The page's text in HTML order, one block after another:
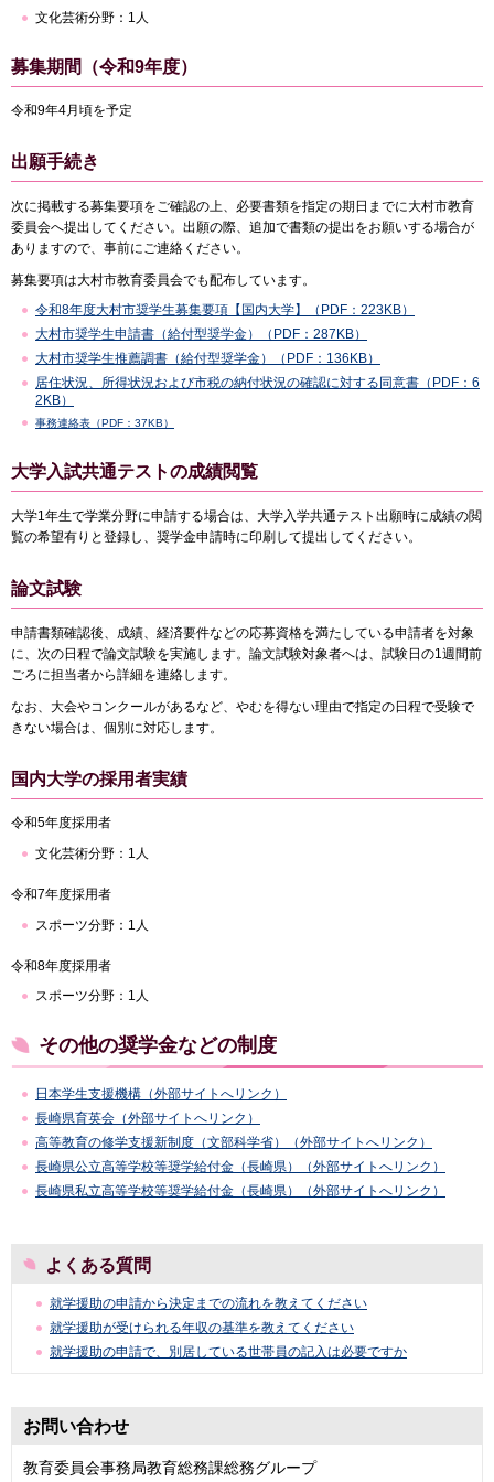
文化芸術分野：1人
募集期間（令和9年度）
令和9年4月頃を予定
出願手続き
次に掲載する募集要項をご確認の上、必要書類を指定の期日までに大村市教育
委員会へ提出してください。出願の際、追加で書類の提出をお願いする場合が
ありますので、事前にご連絡ください。
募集要項は大村市教育委員会でも配布しています。
令和8年度大村市奨学生募集要項【国内大学】（PDF：223KB）
大村市奨学生申請書（給付型奨学金）（PDF：287KB）
大村市奨学生推薦調書（給付型奨学金）（PDF：136KB）
居住状況、所得状況および市税の納付状況の確認に対する同意書（PDF：6
2KB）
事務連絡表（PDF：37KB）
大学入試共通テストの成績閲覧
大学1年生で学業分野に申請する場合は、大学入学共通テスト出願時に成績の閲
覧の希望有りと登録し、奨学金申請時に印刷して提出してください。
論文試験
申請書類確認後、成績、経済要件などの応募資格を満たしている申請者を対象
に、次の日程で論文試験を実施します。論文試験対象者へは、試験日の1週間前
ごろに担当者から詳細を連絡します。
なお、大会やコンクールがあるなど、やむを得ない理由で指定の日程で受験で
きない場合は、個別に対応します。
国内大学の採用者実績
令和5年度採用者
文化芸術分野：1人
令和7年度採用者
スポーツ分野：1人
令和8年度採用者
スポーツ分野：1人
その他の奨学金などの制度
日本学生支援機構（外部サイトへリンク）
長崎県育英会（外部サイトへリンク）
高等教育の修学支援新制度（文部科学省）（外部サイトへリンク）
長崎県公立高等学校等奨学給付金（長崎県）​​​​（外部サイトへリンク）
長崎県私立高等学校等奨学給付金（長崎県）（外部サイトへリンク）
よくある質問
就学援助の申請から決定までの流れを教えてください
就学援助が受けられる年収の基準を教えてください
就学援助の申請で、別居している世帯員の記入は必要ですか
お問い合わせ
教育委員会事務局教育総務課総務グループ